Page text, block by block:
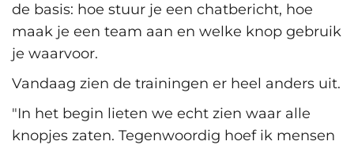
de basis: hoe stuur je een chatbericht, hoe
maak je een team aan en welke knop gebruik
je waarvoor.
Vandaag zien de trainingen er heel anders uit.
"In het begin lieten we echt zien waar alle
knopjes zaten. Tegenwoordig hoef ik mensen